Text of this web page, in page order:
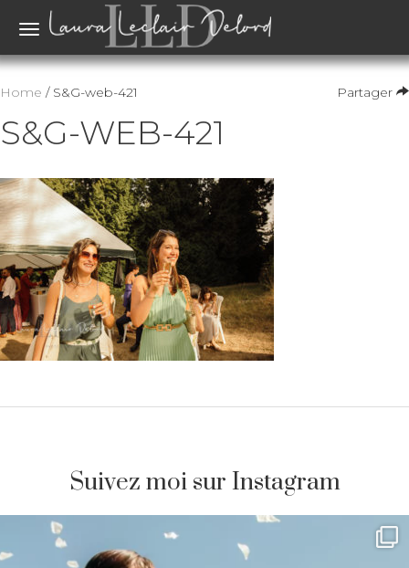
Toggle
Partager
Home / S&G-web-421
S&G-WEB-421
Suivez moi sur Instagram